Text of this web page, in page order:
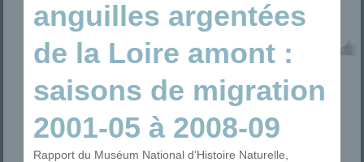
anguilles argentées
de la Loire amont :
saisons de migration
2001-05 à 2008-09
Rapport du Muséum National d’Histoire Naturelle,